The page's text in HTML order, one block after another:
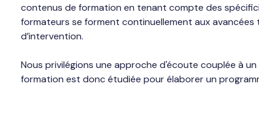
contenus de formation en tenant compte des
formateurs se forment continuellement aux
d’intervention.
Nous privilégions une approche d'écoute couplée à
formation est donc étudiée pour élaborer un